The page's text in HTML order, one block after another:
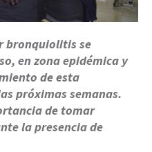
bronquiolitis se
en zona epidémica y
de esta
próximas semanas.
de tomar
la presencia de